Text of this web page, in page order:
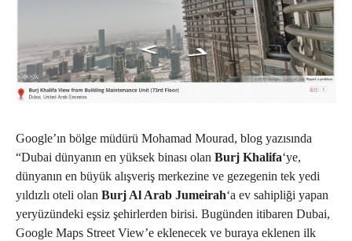
Google’ın bölge müdürü Mohamad Mourad, blog yazısında
“Dubai dünyanın en yüksek binası olan Burj Khalifa‘ye,
dünyanın en büyük alışveriş merkezine ve gezegenin tek yedi
yıldızlı oteli olan Burj Al Arab Jumeirah‘a ev sahipliği yapan
yeryüzündeki eşsiz şehirlerden birisi. Bugünden itibaren Dubai,
Google Maps Street View’e eklenecek ve buraya eklenen ilk